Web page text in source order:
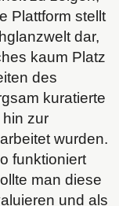
Plattform stellt
dar,
kaum Platz
des
kuratierte
hin zur
wurden.
funktioniert
man diese
und als